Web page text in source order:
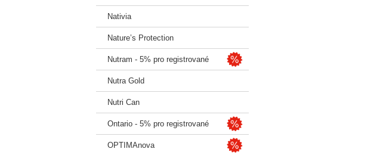
Nativia
Nature’s Protection
Nutram - 5% pro registrované
Nutra Gold
Nutri Can
Ontario - 5% pro registrované
OPTIMAnova